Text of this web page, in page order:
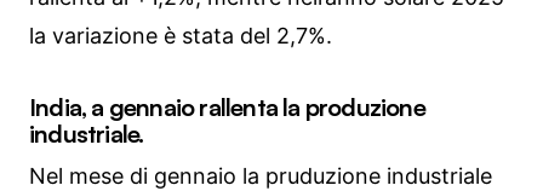
la variazione è stata del 2,7%.
India, a gennaio rallenta la produzione
industriale.
Nel mese di gennaio la pruduzione industriale